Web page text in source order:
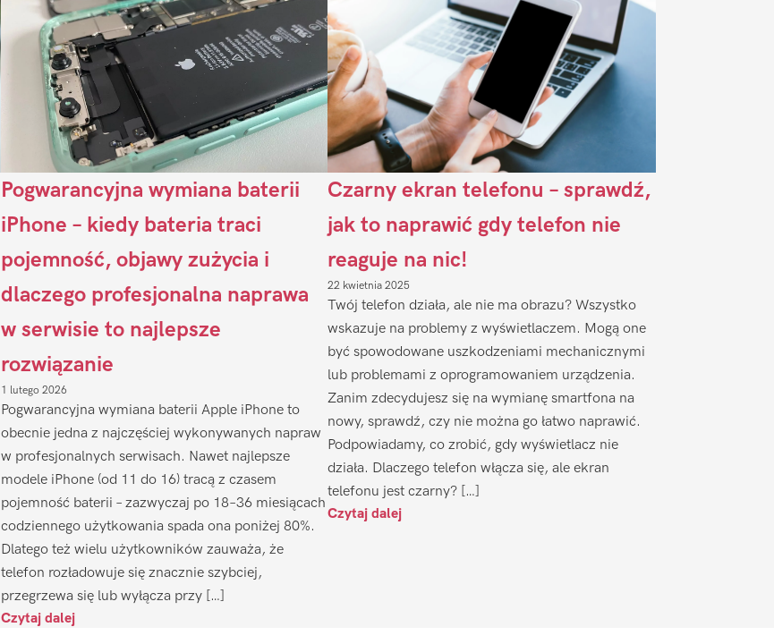
Pogwarancyjna wymiana baterii
iPhone – kiedy bateria traci
pojemność, objawy zużycia i
dlaczego profesjonalna naprawa
w serwisie to najlepsze
rozwiązanie
1 lutego 2026
Pogwarancyjna wymiana baterii Apple iPhone to
obecnie jedna z najczęściej wykonywanych napraw
w profesjonalnych serwisach. Nawet najlepsze
modele iPhone (od 11 do 16) tracą z czasem
pojemność baterii – zazwyczaj po 18–36 miesiącach
codziennego użytkowania spada ona poniżej 80%.
Dlatego też wielu użytkowników zauważa, że
telefon rozładowuje się znacznie szybciej,
przegrzewa się lub wyłącza przy […]
Czytaj dalej
Czarny ekran telefonu – sprawdź,
jak to naprawić gdy telefon nie
reaguje na nic!
22 kwietnia 2025
Twój telefon działa, ale nie ma obrazu? Wszystko
wskazuje na problemy z wyświetlaczem. Mogą one
być spowodowane uszkodzeniami mechanicznymi
lub problemami z oprogramowaniem urządzenia.
Zanim zdecydujesz się na wymianę smartfona na
nowy, sprawdź, czy nie można go łatwo naprawić.
Podpowiadamy, co zrobić, gdy wyświetlacz nie
działa. Dlaczego telefon włącza się, ale ekran
telefonu jest czarny? […]
Czytaj dalej